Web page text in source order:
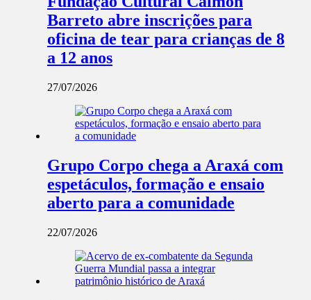
Barreto abre inscrições para
oficina de tear para crianças de 8
a 12 anos
27/07/2026
Grupo Corpo chega a Araxá com
espetáculos, formação e ensaio
aberto para a comunidade
22/07/2026